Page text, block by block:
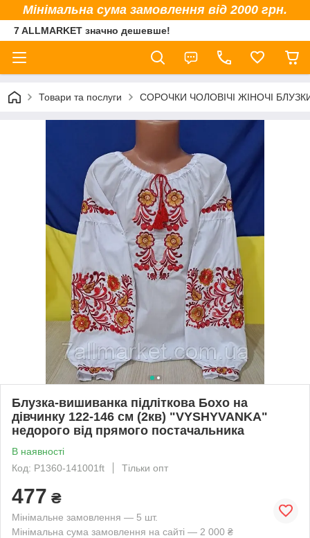
Мінімальна сума замовлення від 2000 грн.
7 ALLMARKET значно дешевше!
Товари та послуги СОРОЧКИ ЧОЛОВІЧІ ЖІНОЧІ
Блузка-вишиванка підліткова Бохо на
дівчинку 122-146 см (2кв) "VYSHYVANKA"
недорого від прямого постачальника
В наявності
Код: P1360-141001ft
Тільки опт
477 ₴
Мінімальне замовлення — 5 шт.
Мінімальна сума замовлення на сайті — 2 000 ₴